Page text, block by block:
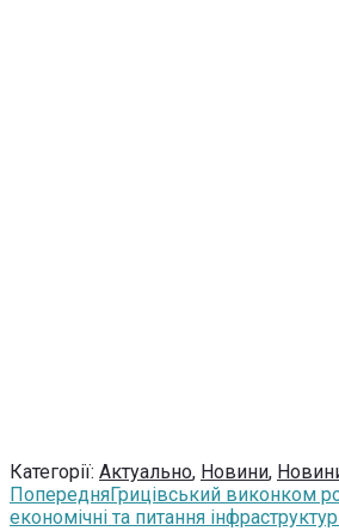
Категорії: Актуально, Новини,
ПопередняГрицівський виконком
економічні та питання